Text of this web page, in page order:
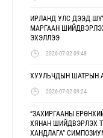
ИРЛАНД УЛС ДЭЭД
МАРГААН
ЭХЭЛЛЭЭ
2026-07-02 09:48
ХУУЛЬЧДЫН ШАТРЫН
2026-07-02 09:24
“ЗАХИРГААНЫ
ХЯНАН ШИЙДВЭРЛЭХ
ХАНДЛАГА”